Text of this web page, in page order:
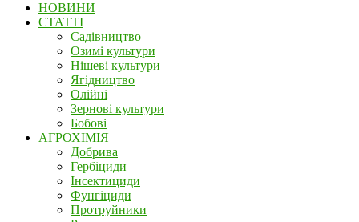
НОВИНИ
СТАТТІ
Садівництво
Озимі культури
Нішеві культури
Ягідництво
Олійні
Зернові культури
Бобові
АГРОХІМІЯ
Добрива
Гербіциди
Інсектициди
Фунгіциди
Протруйники